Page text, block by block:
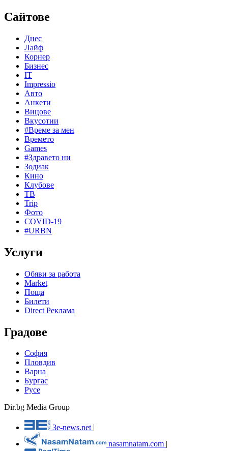
Сайтове
Днес
Лайф
Корнер
Бизнес
IT
Impressio
Авто
Анкети
Вицове
Вкусотии
#Време за мен
Времето
Games
#Здравето ни
Зодиак
Кино
Клубове
ТВ
Trip
Фото
COVID-19
#URBN
Услуги
Обяви за работа
Market
Поща
Билети
Direct Реклама
Градове
София
Пловдив
Варна
Бургас
Русе
Dir.bg Media Group
3e-news.net
nasamnatam.com |